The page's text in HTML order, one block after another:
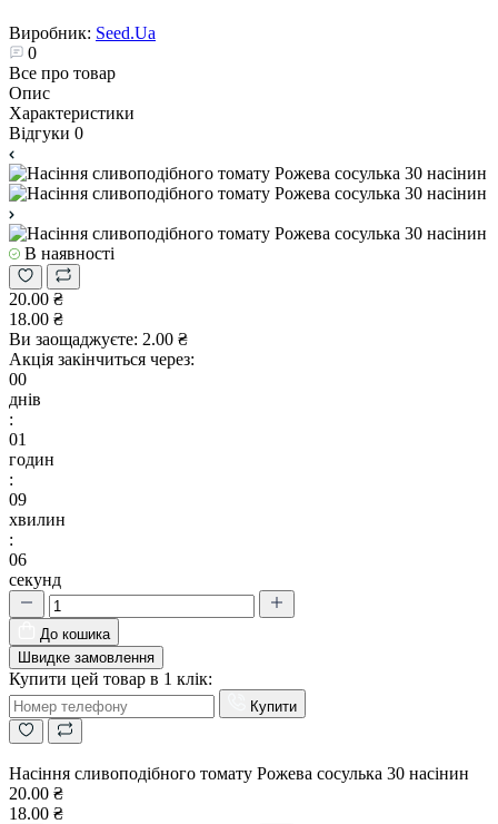
Виробник: Seed.Ua
0
Все про товар
Опис
Характеристики
Відгуки 0
В наявності
20.00 ₴
18.00 ₴
Ви заощаджуєте: 2.00 ₴
Акція закінчиться через:
00
днів
:
01
годин
:
09
хвилин
:
05
секунд
До кошика
Швидке замовлення
Купити цей товар в 1 клік:
Купити
Насіння сливоподібного томату Рожева сосулька 30 насінин
20.00 ₴
18.00 ₴